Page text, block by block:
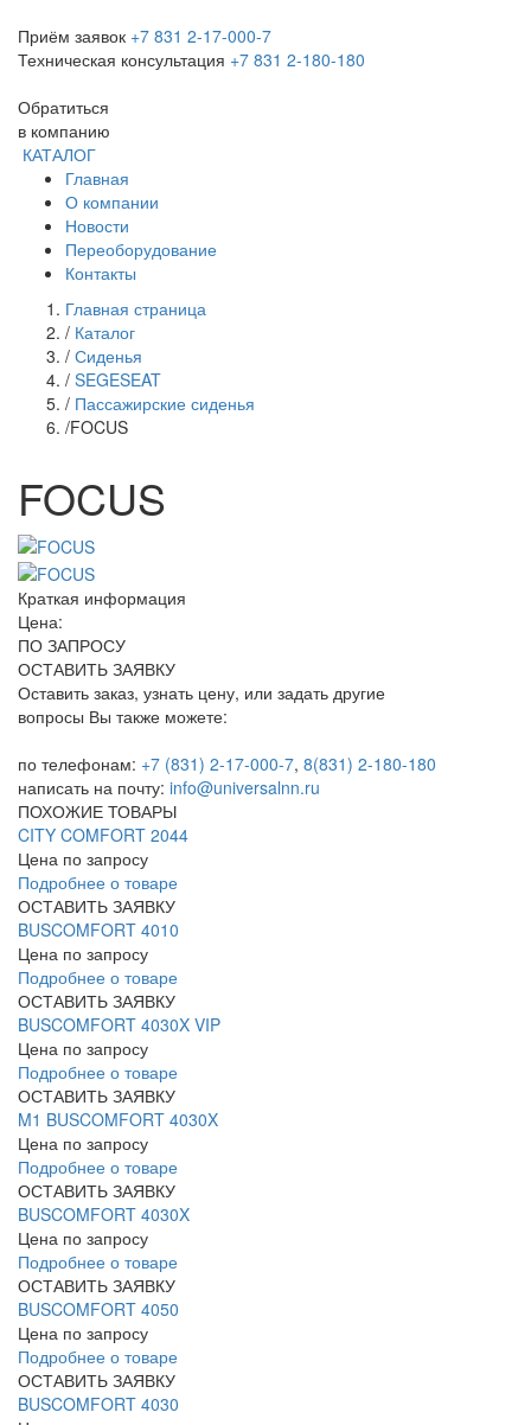
Приём заявок +7 831 2-17-000-7
Техническая консультация +7 831 2-180-180
Обратиться
в компанию
КАТАЛОГ
Главная
О компании
Новости
Переоборудование
Контакты
Главная страница
/ Каталог
/ Сиденья
/ SEGESEAT
/ Пассажирские сиденья
/FOCUS
FOCUS
Краткая информация
Цена:
ПО ЗАПРОСУ
ОСТАВИТЬ ЗАЯВКУ
Оставить заказ, узнать цену, или задать другие
вопросы Вы также можете:
по телефонам: +7 (831) 2-17-000-7, 8(831) 2-180-180
написать на почту: info@universalnn.ru
ПОХОЖИЕ ТОВАРЫ
CITY COMFORT 2044
Цена по запросу
Подробнее о товаре
ОСТАВИТЬ ЗАЯВКУ
BUSCOMFORT 4010
Цена по запросу
Подробнее о товаре
ОСТАВИТЬ ЗАЯВКУ
BUSCOMFORT 4030X VIP
Цена по запросу
Подробнее о товаре
ОСТАВИТЬ ЗАЯВКУ
M1 BUSCOMFORT 4030X
Цена по запросу
Подробнее о товаре
ОСТАВИТЬ ЗАЯВКУ
BUSCOMFORT 4030X
Цена по запросу
Подробнее о товаре
ОСТАВИТЬ ЗАЯВКУ
BUSCOMFORT 4050
Цена по запросу
Подробнее о товаре
ОСТАВИТЬ ЗАЯВКУ
BUSCOMFORT 4030